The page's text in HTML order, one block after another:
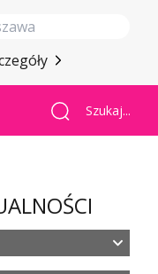
Szukaj...